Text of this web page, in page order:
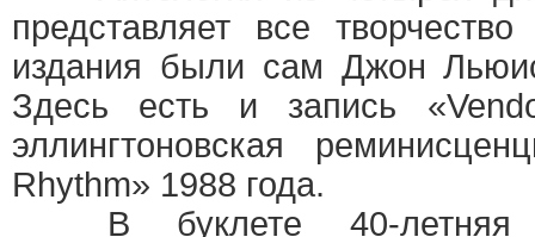
представляет все
издания были сам Джон
Здесь есть и запись
эллингтоновская
Rhythm» 1988 года.
В буклете 40-летняя